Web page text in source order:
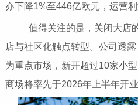
亦下降1%至446亿欧元，运营利
值得关注的是，关闭大店的
店与社区化触点转型。公司透
为重点市场，新开超过10家小
商场将率先于2026年上半年开业